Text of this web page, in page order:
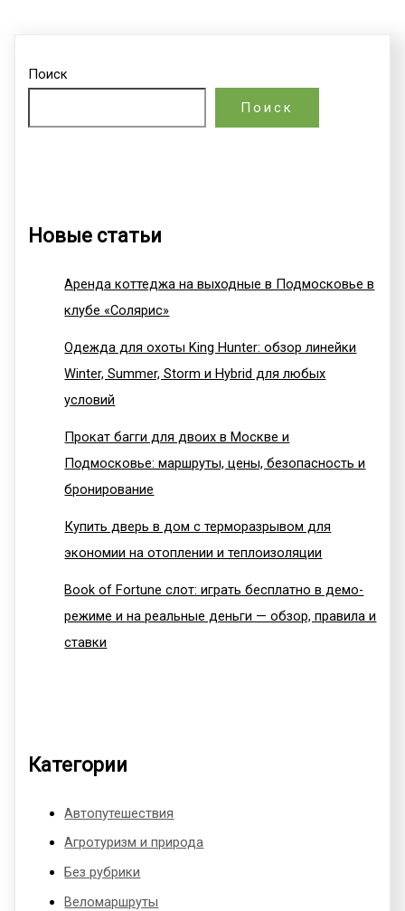
Поиск
Поиск
Новые статьи
Аренда коттеджа на выходные в Подмосковье в
клубе «Солярис»
Одежда для охоты King Hunter: обзор линейки
Winter, Summer, Storm и Hybrid для любых
условий
Прокат багги для двоих в Москве и
Подмосковье: маршруты, цены, безопасность и
бронирование
Купить дверь в дом с терморазрывом для
экономии на отоплении и теплоизоляции
Book of Fortune слот: играть бесплатно в демо-
режиме и на реальные деньги — обзор, правила и
ставки
Категории
Автопутешествия
Агротуризм и природа
Без рубрики
Веломаршруты